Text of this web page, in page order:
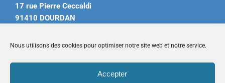
Nous utilisons des cookies pour optimiser notre site web et notre service.
Accepter
17 rue Pierre Ceccaldi
91410 DOURDAN
contact@ccdourdannais.com